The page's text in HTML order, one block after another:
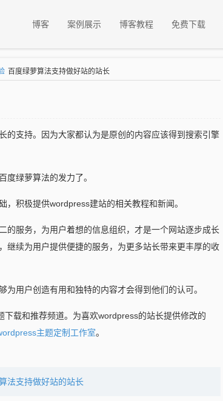
博客 案例展示 博客教程 免费下载
百度绿萝算法支持做好站的站长
的支持。因为大家都认为是原创的内容应该得到搜索引擎
度绿萝算法的发力了。
，积极提供wordpress建站的相关教程和新闻。
的服务，为用户着想的信息组织，才是一个网站逐步成长
继续为用户提供便捷的服务，为更多站长带来更丰厚的收
用户创造有用和独特的内容才会得到他们的认可。
载和推荐频道。为喜欢wordpress的站长提供修改的
主题定制工作室。
法支持做好站的站长